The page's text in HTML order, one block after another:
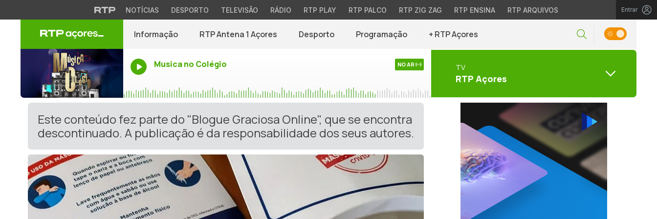
NOTÍCIAS DESPORTO TELEVISÃO RÁDIO RTP PLAY RTP PALCO RTP ZIG ZAG RTP ENSINA RTP ARQUIVOS Entrar
Informação RTP Antena 1 Açores Desporto Programação + RTP Açores
Musica no Colégio NO AR TV
RTP Açores
Este conteúdo fez parte do "Blogue Graciosa Online", que se encontra
descontinuado. A publicação é da responsabilidade dos seus autores.